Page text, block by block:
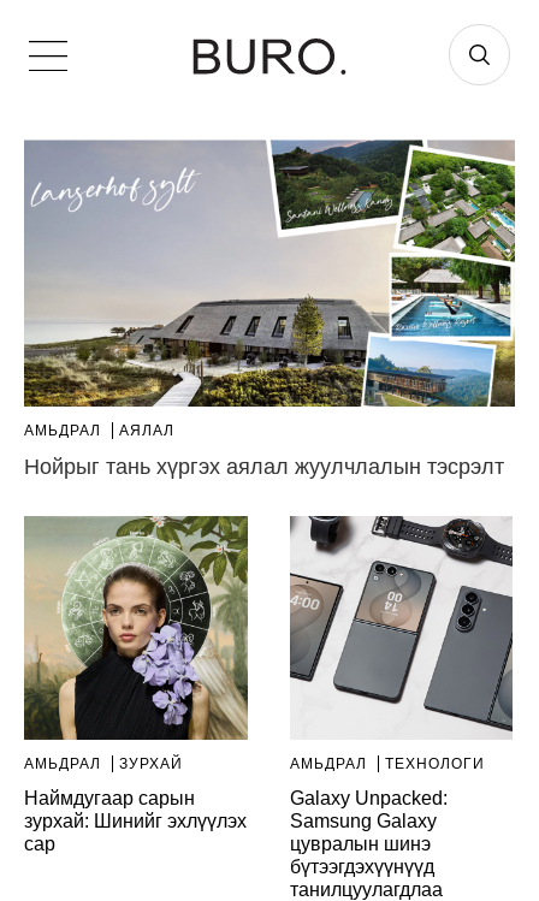
АМЬДРАЛ АЯЛАЛ
Нойрыг тань хүргэх аялал жуулчлалын тэсрэлт
АМЬДРАЛ ЗУРХАЙ
Наймдугаар сарын
зурхай: Шинийг эхлүүлэх
сар
АМЬДРАЛ ТЕХНОЛОГИ
Galaxy Unpacked:
Samsung Galaxy
цувралын шинэ
бүтээгдэхүүнүүд
танилцуулагдлаа